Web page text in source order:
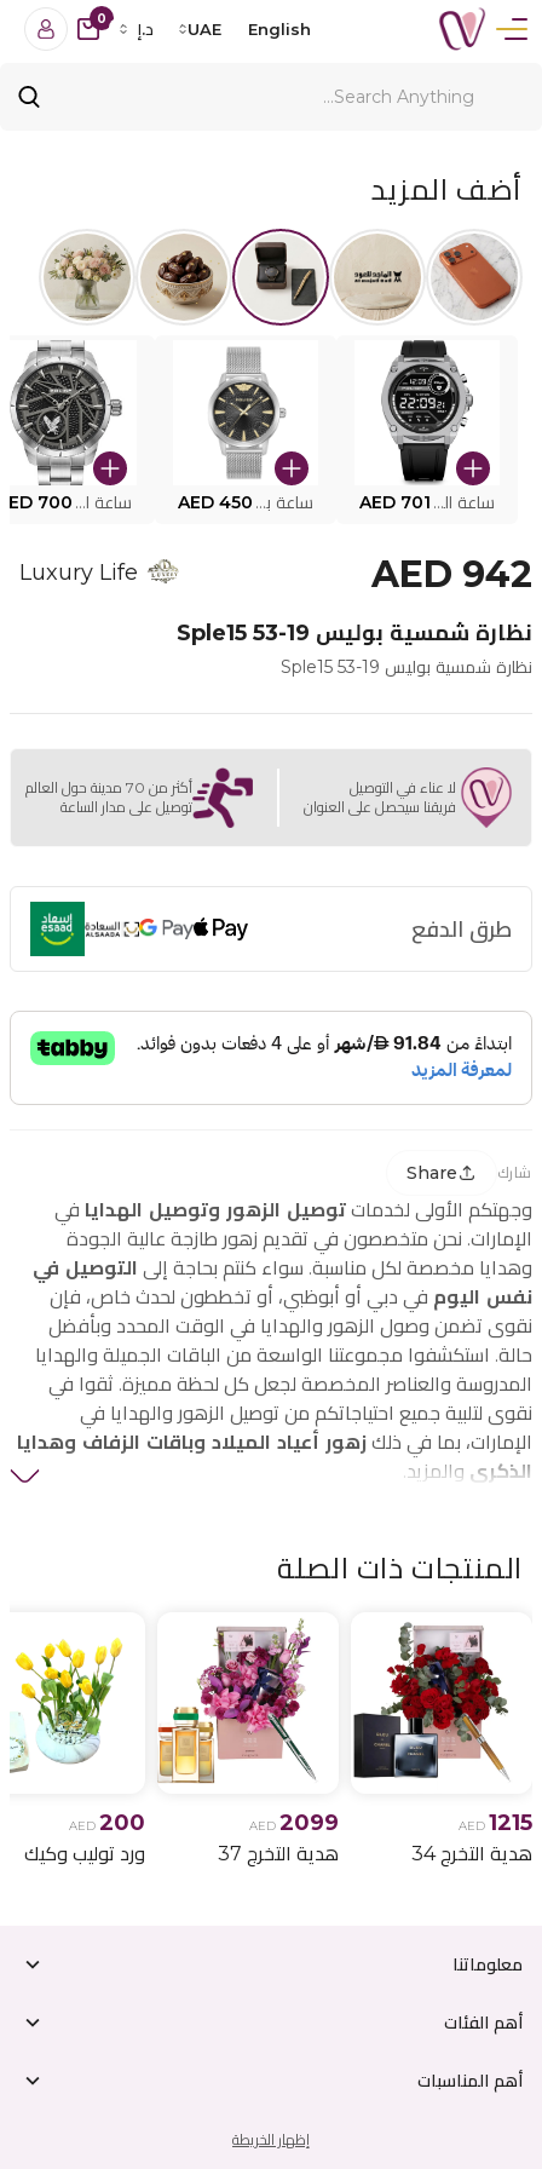
English
UAE د.إ
0
أضف المزيد
ساعة البوليس الذكية MY.AVATAR PEIUN0000101 AED 701 ساعة بوليس للرجال PEWJG0005002 AED 450 ساعة البوليس PEWJG2227302 700
AED 942
Luxury Life
نظارة شمسية بوليس Sple15 53-19
نظارة شمسية بوليس Sple15 53-19
لا عناء في التوصيل
فريقنا سيحصل على العنوان
أكثر من 70 مدينة حول العالم
توصيل على مدار الساعة
طرق الدفع
شارك Share
وجهتكم الأولى لخدمات توصيل الزهور وتوصيل الهدايا في
الإمارات. نحن متخصصون في تقديم زهور طازجة عالية الجودة
وهدايا مخصصة لكل مناسبة. سواء كنتم بحاجة إلى التوصيل في
نفس اليوم في دبي أو أبوظبي، أو تخططون لحدث خاص، فإن
نقوى تضمن وصول الزهور والهدايا في الوقت المحدد وبأفضل
حالة. استكشفوا مجموعتنا الواسعة من الباقات الجميلة والهدايا
المدروسة والعناصر المخصصة لجعل كل لحظة مميزة. ثقوا في
نقوى لتلبية جميع احتياجاتكم من توصيل الزهور والهدايا في
الإمارات، بما في ذلك زهور أعياد الميلاد وباقات الزفاف وهدايا
الذكرى والمزيد.
المنتجات ذات الصلة
AED 1215
هدية التخرج 34
AED 2099
هدية التخرج 37
AED 200
ورد توليب وكيك
معلوماتنا
أهم الفئات
أهم المناسبات
إظهار الخريطة